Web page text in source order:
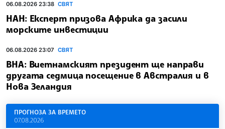
06.08.2026 23:38 СВЯТ
НАН: Експерт призова Африка да засили
морските инвестиции
06.08.2026 23:07 СВЯТ
ВНА: Виетнамският президент ще направи
другата седмица посещение в Австралия и в
Нова Зеландия
ПРОГНОЗА ЗА ВРЕМЕТО
07.08.2026